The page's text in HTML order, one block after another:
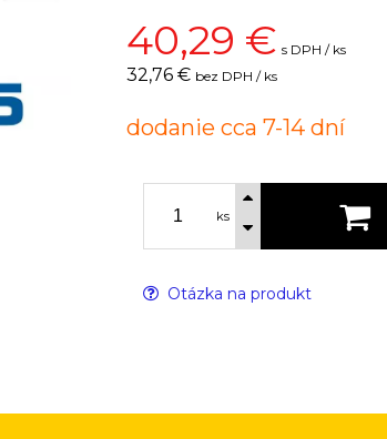
40,29 € s DPH / ks
32,76 € bez DPH / ks
dodanie cca 7-14 dní
ks
Otázka na produkt